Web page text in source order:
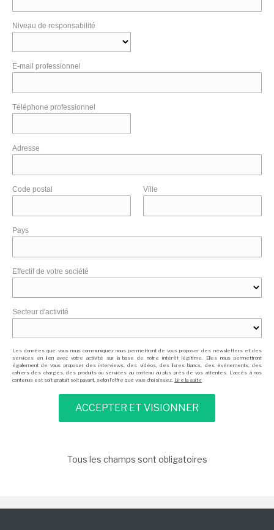
Niveau de responsabilité
E-mail professionnel
Téléphone professionnel
Adresse
Code postal Ville
Pays
Effectif de votre société
Secteur d'activité
Les données que vous nous communiquez nous permettront de vous proposer des newsletters et des
services en lien avec votre activité sur la base de notre intérêt légitime. Elles nous permettront
également de vous proposer des interviews, des vidéos, des livres blancs, des événements, des
cahiers des charges, des produits ou services au contenu au plus près de vos attentes. L'accès à nos
contenus est soit gratuit soit payant, selon l'offre que vous choisissez. Lire la suite
Tous les champs sont obligatoires